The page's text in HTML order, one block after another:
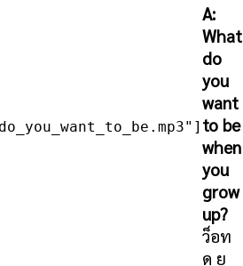
A:
What
do
you
want
to be
when
you
grow
up?
ว็อท
ดู ยู